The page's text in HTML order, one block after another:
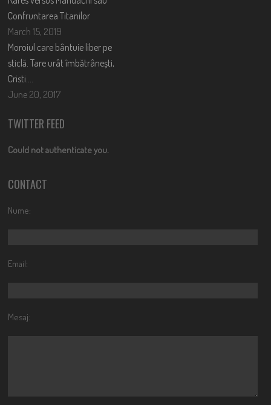
Confruntarea Titanilor
March 15, 2019
Moroiul care bântuie liber pe
sticlă. Tare urât îmbătrânești,
Cristi….
June 20, 2017
TWITTER FEED
Could not authenticate you.
CONTACT
Nume:
Email:
Mesaj: